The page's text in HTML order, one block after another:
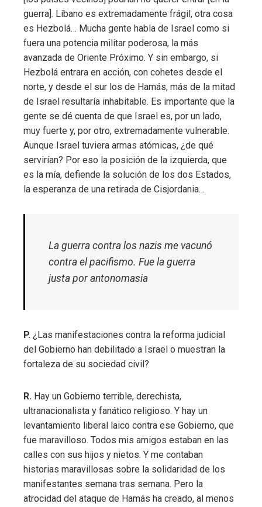
guerra]. Líbano es extremadamente frágil, otra cosa
es Hezbolá… Mucha gente habla de Israel como si
fuera una potencia militar poderosa, la más
avanzada de Oriente Próximo. Y sin embargo, si
Hezbolá entrara en acción, con cohetes desde el
norte, y desde el sur los de Hamás, más de la mitad
de Israel resultaría inhabitable. Es importante que la
gente se dé cuenta de que Israel es, por un lado,
muy fuerte y, por otro, extremadamente vulnerable.
Aunque Israel tuviera armas atómicas, ¿de qué
servirían? Por eso la posición de la izquierda, que
es la mía, defiende la solución de los dos Estados,
la esperanza de una retirada de Cisjordania…
La guerra contra los nazis me vacunó
contra el pacifismo. Fue la guerra
justa por antonomasia
P. ¿Las manifestaciones contra la reforma judicial
del Gobierno han debilitado a Israel o muestran la
fortaleza de su sociedad civil?
R. Hay un Gobierno terrible, derechista,
ultranacionalista y fanático religioso. Y hay un
levantamiento liberal laico contra ese Gobierno, que
fue maravilloso. Todos mis amigos estaban en las
calles con sus hijos y nietos. Y me contaban
historias maravillosas sobre la solidaridad de los
manifestantes semana tras semana. Pero la
atrocidad del ataque de Hamás ha creado, al menos